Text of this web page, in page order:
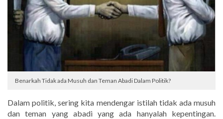
Benarkah Tidak ada Musuh dan Teman Abadi Dalam Politik?
Dalam politik, sering kita mendengar istilah tidak ada musuh
dan teman yang abadi yang ada hanyalah kepentingan.